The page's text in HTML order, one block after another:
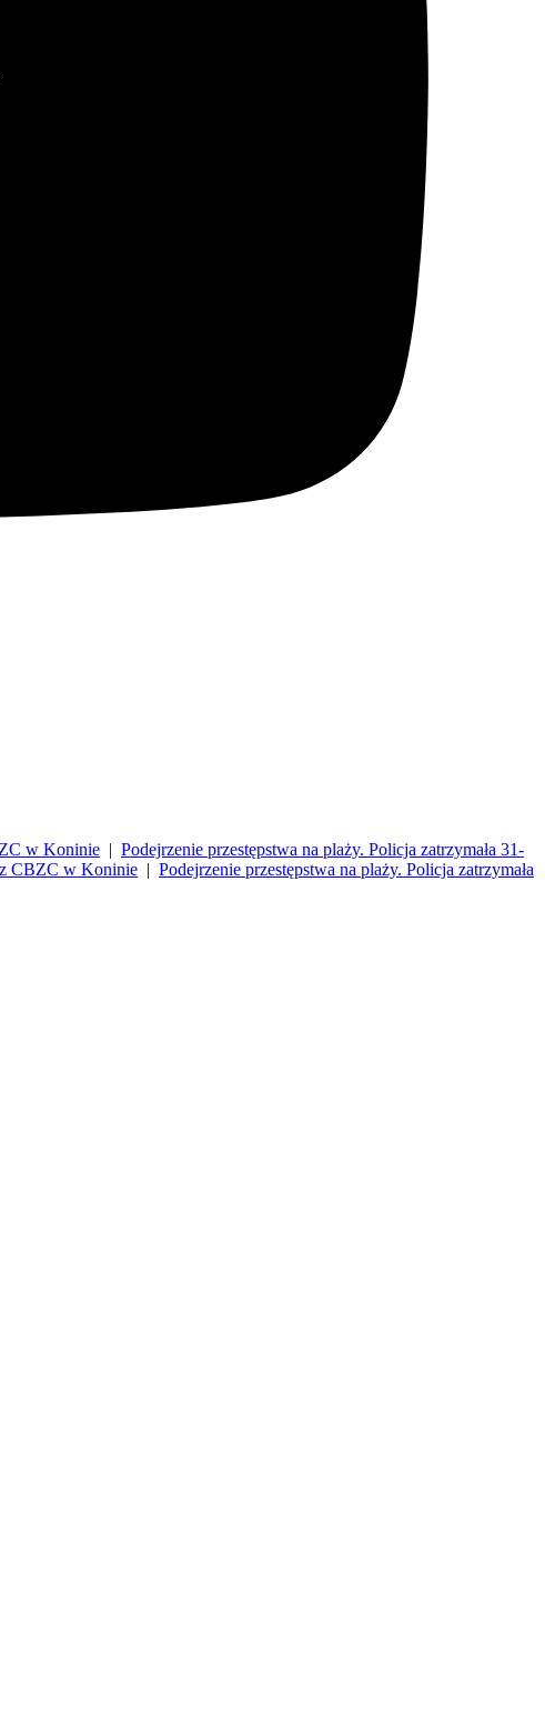
w Koninie | Podejrzenie przestępstwa na plaży. Policja zatrzymała 31-
CBZC w Koninie | Podejrzenie przestępstwa na plaży. Policja zatrzymała